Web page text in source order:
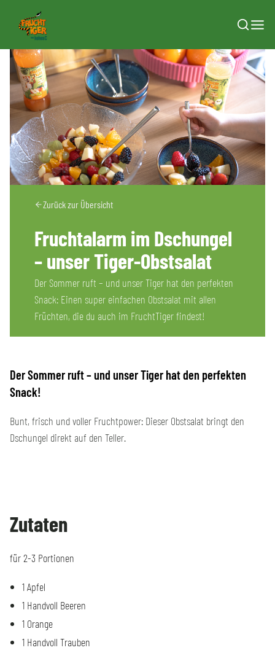
Zum Inhalt springen
Zurück zur Übersicht
Fruchtalarm im Dschungel
– unser Tiger-Obstsalat
Der Sommer ruft – und unser Tiger hat den perfekten
Snack: Einen super einfachen Obstsalat mit allen
Früchten, die du auch im FruchtTiger findest!
Der Sommer ruft – und unser Tiger hat den perfekten
Snack!
Bunt, frisch und voller Fruchtpower: Dieser Obstsalat bringt den
Dschungel direkt auf den Teller.
Zutaten
für 2-3 Portionen
1 Apfel
1 Handvoll Beeren
1 Orange
1 Handvoll Trauben